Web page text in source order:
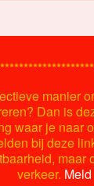
manier
Dan is
waar je naar
bij deze
maar
verkeer.